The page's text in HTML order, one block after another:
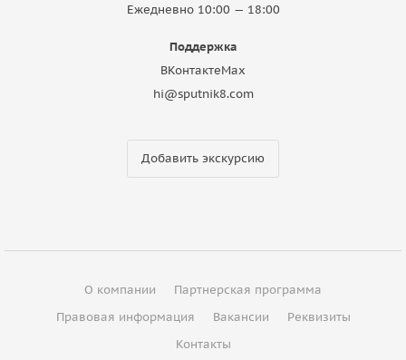
Ежедневно 10:00 — 18:00
Поддержка
ВКонтактеMax
hi@sputnik8.com
Добавить экскурсию
О компании
Партнерская программа
Правовая информация
Вакансии
Реквизиты
Контакты